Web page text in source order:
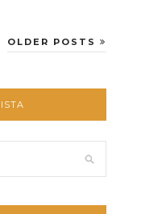
OLDER POSTS